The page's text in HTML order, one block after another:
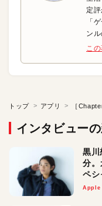
定
「
ン
こ
トップ アプリ
インタビュー
黒川
分。
ペシ
Apple